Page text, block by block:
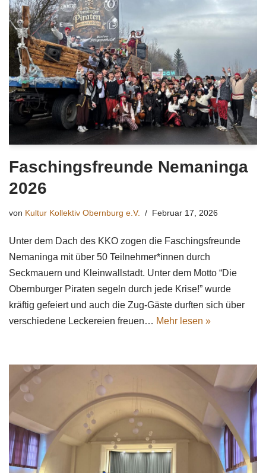
Faschingsfreunde Nemaninga
2026
von Kultur Kollektiv Obernburg e.V. Februar 17, 2026
Unter dem Dach des KKO zogen die Faschingsfreunde
Nemaninga mit über 50 Teilnehmer*innen durch
Seckmauern und Kleinwallstadt. Unter dem Motto “Die
Obernburger Piraten segeln durch jede Krise!” wurde
kräftig gefeiert und auch die Zug-Gäste durften sich über
verschiedene Leckereien freuen… Mehr lesen »